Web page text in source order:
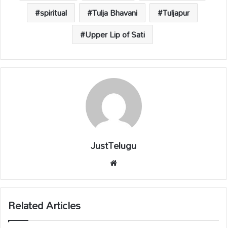
spiritual
Tulja Bhavani
Tuljapur
Upper Lip of Sati
JustTelugu
bsi
te
Related Articles